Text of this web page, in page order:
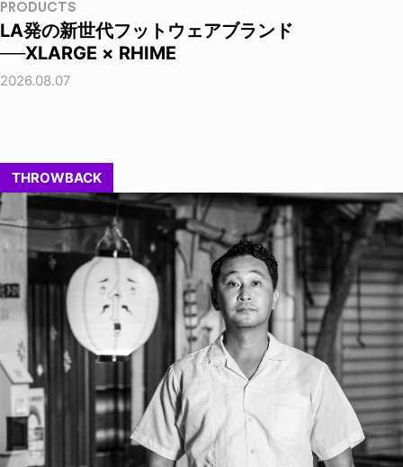
PRODUCTS
LA発の新世代フットウェアブランド
──XLARGE × RHIME
2026.08.07
THROWBACK